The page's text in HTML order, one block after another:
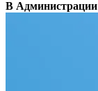
В Администрации